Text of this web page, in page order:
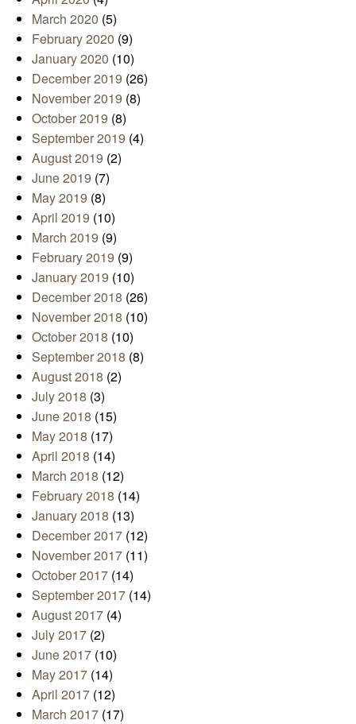
March 2020 (5)
February 2020 (9)
January 2020 (10)
December 2019 (26)
November 2019 (8)
October 2019 (8)
September 2019 (4)
August 2019 (2)
June 2019 (7)
May 2019 (8)
April 2019 (10)
March 2019 (9)
February 2019 (9)
January 2019 (10)
December 2018 (26)
November 2018 (10)
October 2018 (10)
September 2018 (8)
August 2018 (2)
July 2018 (3)
June 2018 (15)
May 2018 (17)
April 2018 (14)
March 2018 (12)
February 2018 (14)
January 2018 (13)
December 2017 (12)
November 2017 (11)
October 2017 (14)
September 2017 (14)
August 2017 (4)
July 2017 (2)
June 2017 (10)
May 2017 (14)
April 2017 (12)
March 2017 (17)